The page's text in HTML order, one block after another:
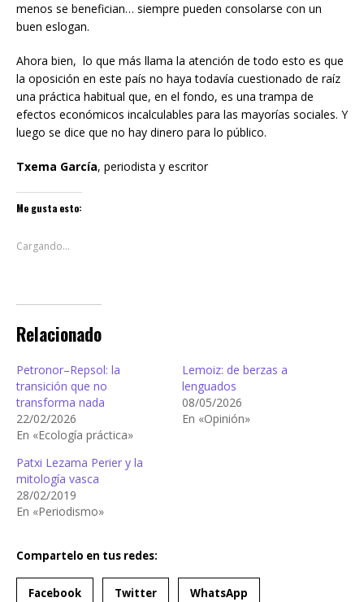
menos se benefician… siempre pueden consolarse con un
buen eslogan.
Ahora bien, lo que más llama la atención de todo esto es que
la oposición en este país no haya todavía cuestionado de raíz
una práctica habitual que, en el fondo, es una trampa de
efectos económicos incalculables para las mayorías sociales. Y
luego se dice que no hay dinero para lo público.
Txema García, periodista y escritor
Me gusta esto:
Cargando...
Relacionado
Petronor–Repsol: la
transición que no
transforma nada
22/02/2026
En «Ecología práctica»
Lemoiz: de berzas a
lenguados
08/05/2026
En «Opinión»
Patxi Lezama Perier y la
mitología vasca
28/02/2019
En «Periodismo»
Compartelo en tus redes:
Facebook Twitter WhatsApp